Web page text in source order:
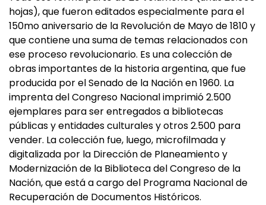
hojas), que fueron editados especialmente para el
150mo aniversario de la Revolución de Mayo de 1810 y
que contiene una suma de temas relacionados con
ese proceso revolucionario. Es una colección de
obras importantes de la historia argentina, que fue
producida por el Senado de la Nación en 1960. La
imprenta del Congreso Nacional imprimió 2.500
ejemplares para ser entregados a bibliotecas
públicas y entidades culturales y otros 2.500 para
vender. La colección fue, luego, microfilmada y
digitalizada por la Dirección de Planeamiento y
Modernización de la Biblioteca del Congreso de la
Nación, que está a cargo del Programa Nacional de
Recuperación de Documentos Históricos.